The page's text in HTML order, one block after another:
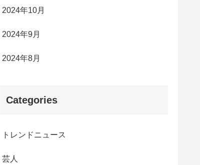
2024年10月
2024年9月
2024年8月
Categories
トレンドニュース
芸人